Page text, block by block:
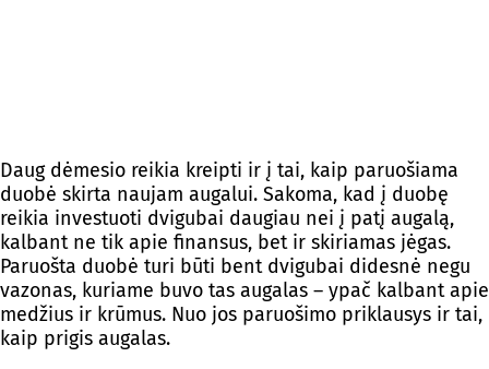
Daug dėmesio reikia kreipti ir į tai, kaip paruošiama
duobė skirta naujam augalui. Sakoma, kad į duobę
reikia investuoti dvigubai daugiau nei į patį augalą,
kalbant ne tik apie finansus, bet ir skiriamas jėgas.
Paruošta duobė turi būti bent dvigubai didesnė negu
vazonas, kuriame buvo tas augalas – ypač kalbant apie
medžius ir krūmus. Nuo jos paruošimo priklausys ir tai,
kaip prigis augalas.